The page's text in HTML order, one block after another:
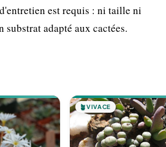
est requis : ni taille ni
adapté aux cactées.
🪴VIVACE